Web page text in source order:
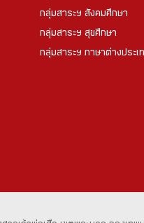
กลุ่มสาระฯ สังคมศึกษา
กลุ่มสาระฯ สุขศึกษา
กลุ่มสาระฯ ภาษาต่างประเ